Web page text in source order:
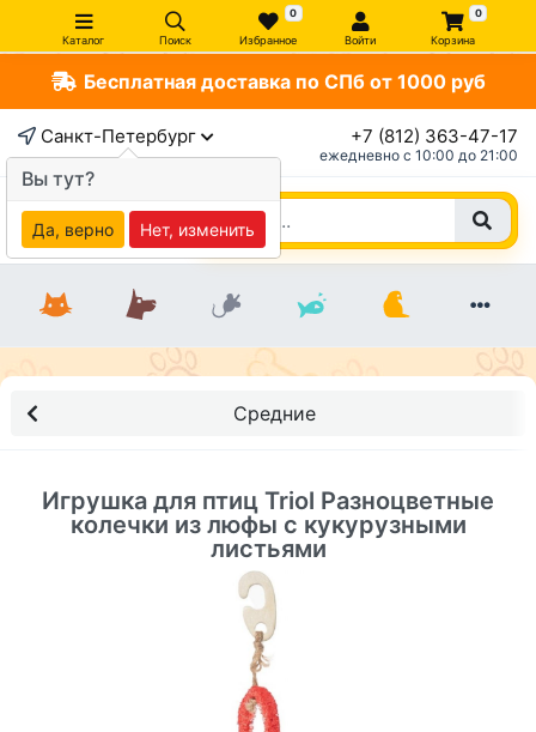
Каталог Поиск
0
Избранное Войти
0
Корзина
Бесплатная доставка по СПб от 1000 руб
Санкт-Петербург +7 (812) 363-47-17
ежедневно c 10:00 до 21:00
Средние
Игрушка для птиц Triol Разноцветные
колечки из люфы с кукурузными
листьями
Вы тут?
Да, верно Нет, изменить